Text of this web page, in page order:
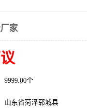
家
9999.00个
山东省菏泽郓城县